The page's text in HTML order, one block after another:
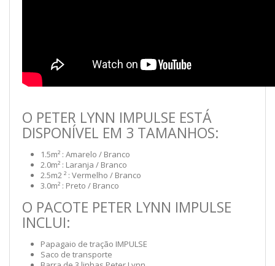
O PETER LYNN IMPULSE ESTÁ
DISPONÍVEL EM 3 TAMANHOS:
1.5m² : Amarelo / Branco
2.0m² : Laranja / Branco
2.5m2 ² : Vermelho / Branco
3.0m² : Preto / Branco
O PACOTE PETER LYNN IMPULSE
INCLUI:
Papagaio de tração IMPULSE
Saco de transporte